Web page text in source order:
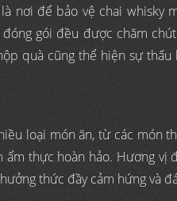
nơi để bảo vệ chai whisky
gói đều được chăm
quà cũng thể hiện sự
loại món ăn, từ các món
thực hoàn hảo. Hương vị
thức đầy cảm hứng và